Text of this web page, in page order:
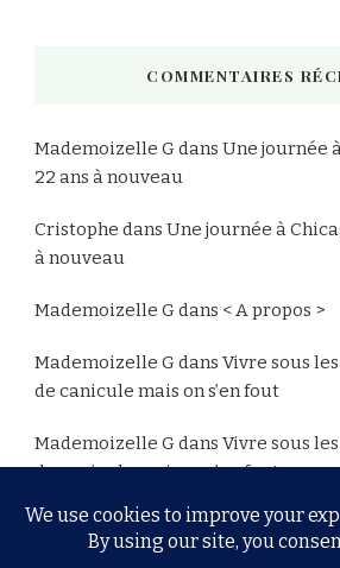
COMMENTAIRES
Mademoizelle Gdans Une journée
22 ans à nouveau
Cristophe dans Une journée à
à nouveau
Mademoizelle Gdans < A propos >
Mademoizelle Gdans Vivre sous
de canicule mais on s’en fout
Mademoizelle Gdans Vivre sous
de canicule mais on s’en fout